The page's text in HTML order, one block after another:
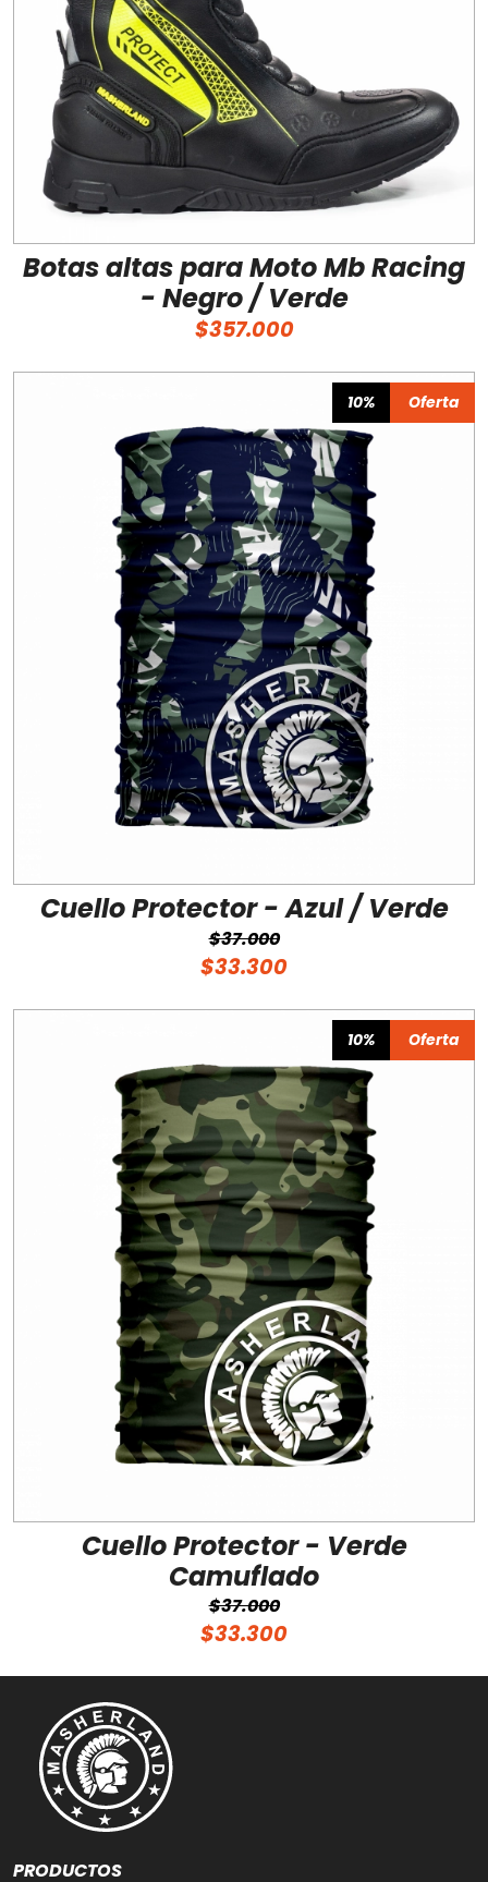
Botas altas para Moto Mb Racing
- Negro / Verde
$357.000
Cuello Protector - Azul / Verde
10% Oferta
$37.000
$33.300
Cuello Protector - Verde
Camuflado
10% Oferta
$37.000
$33.300
PRODUCTOS